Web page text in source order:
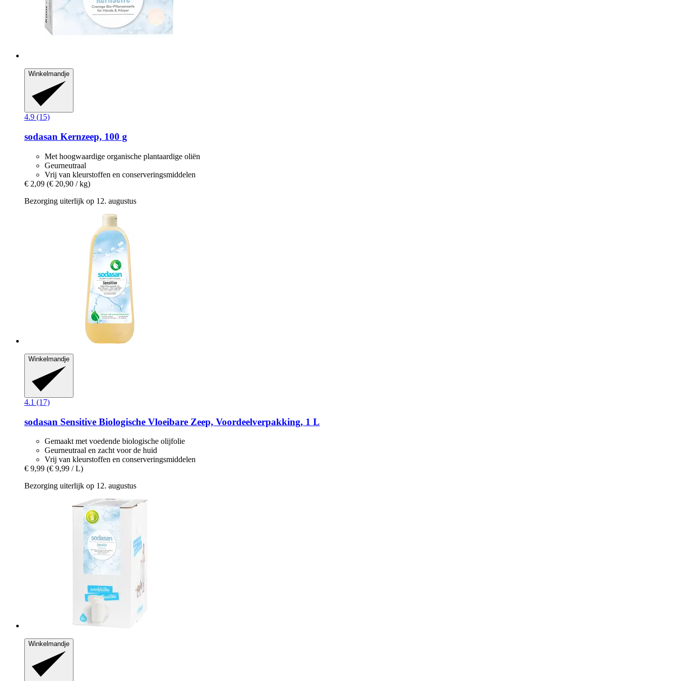
Winkelmandje
4.9 (15)
sodasan Kernzeep, 100 g
Met hoogwaardige organische plantaardige oliën
Geurneutraal
Vrij van kleurstoffen en conserveringsmiddelen
€ 2,09 (€ 20,90 / kg)
Bezorging uiterlijk op 12. augustus
Winkelmandje
4.1 (17)
sodasan Sensitive Biologische Vloeibare Zeep, Voordeelverpakking, 1 L
Gemaakt met voedende biologische olijfolie
Geurneutraal en zacht voor de huid
Vrij van kleurstoffen en conserveringsmiddelen
€ 9,99 (€ 9,99 / L)
Bezorging uiterlijk op 12. augustus
Winkelmandje